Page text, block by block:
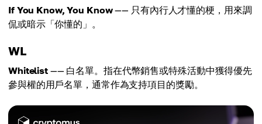
If You Know, You Know—— 只有內行人才懂的梗，用來調
侃或暗示「你懂的」。
WL
Whitelist—— 白名單。指在代幣銷售或特殊活動中獲得優先
參與權的用戶名單，通常作為支持項目的獎勵。